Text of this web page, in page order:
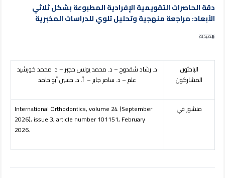
دقة الحاصرات التقويمية الإفرادية المطبوعة بشكل ثلاثي
الأبعاد: مراجعة منهجية وتحليل تلوي للدراسات المخبرية
الصيدلة
الباحثون
المشاركون
د. رشاد شقدوح – د. محمد يونس حجير – د. محمد خورشيد
علم – د. سامر جابر – أ. د. حسين أبو حامد
منشور في International Orthodontics, volume 24 (September
2026), issue 3, article number 101151, February
2026.